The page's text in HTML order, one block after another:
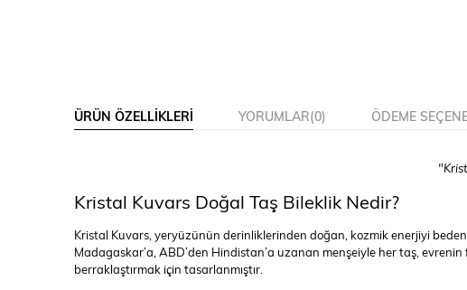
ÜRÜN ÖZELLIKLERI YORUMLAR(0) ÖDEME
Kristal Kuvars Doğal Taş Bileklik Nedir?
Kristal Kuvars, yeryüzünün derinliklerinden doğan, kozmik enerjiyi
Madagaskar’a, ABD’den Hindistan’a uzanan menşeiyle her taş,
berraklaştırmak için tasarlanmıştır.